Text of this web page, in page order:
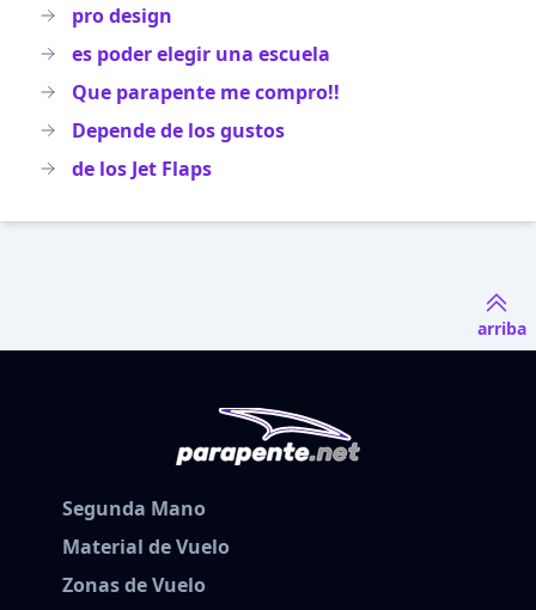
pro design
es poder elegir una escuela
Que parapente me compro!!
Depende de los gustos
de los Jet Flaps
arriba
Segunda Mano
Material de Vuelo
Zonas de Vuelo